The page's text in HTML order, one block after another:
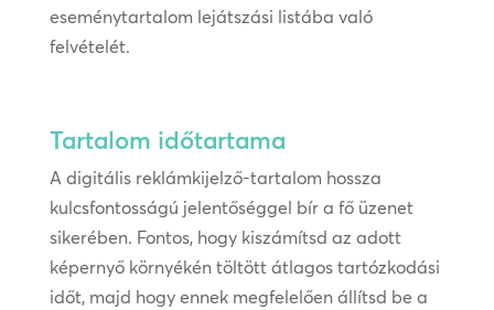
eseménytartalom lejátszási listába való
felvételét.
Tartalom időtartama
A digitális reklámkijelző-tartalom hossza
kulcsfontosságú jelentőséggel bír a fő üzenet
sikerében. Fontos, hogy kiszámítsd az adott
képernyő környékén töltött átlagos tartózkodási
időt, majd hogy ennek megfelelően állítsd be a